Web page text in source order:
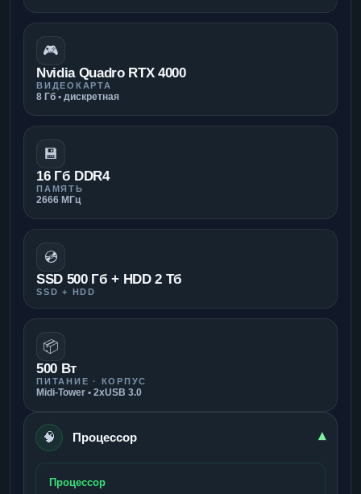
🎮
Nvidia Quadro RTX 4000
ВИДЕОКАРТА
8 Гб • дискретная
💾
16 Гб DDR4
ПАМЯТЬ
2666 МГц
💿
SSD 500 Гб + HDD 2 Тб
SSD + HDD
📦
500 Вт
ПИТАНИЕ · КОРПУС
Midi-Tower • 2xUSB 3.0
🧠 Процессор ▾
Процессор